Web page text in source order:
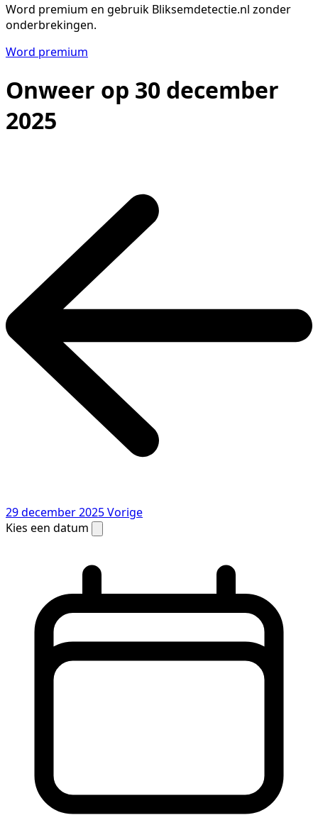
Word premium en gebruik Bliksemdetectie.nl zonder
onderbrekingen.
Word premium
Onweer op 30 december
2025
29 december 2025Vorige
Kies een datum